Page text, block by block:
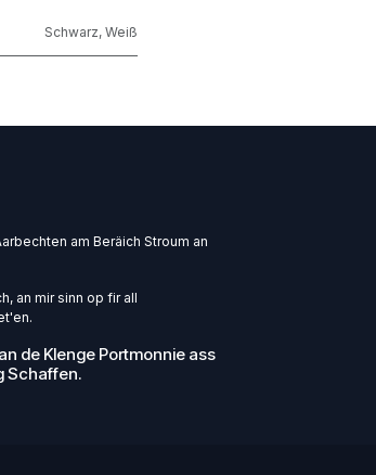
Schwarz, Weiß
am Beräich Stroum an
an mir sinn op fir all
de Klenge Portmonnie ass
Schaffen.